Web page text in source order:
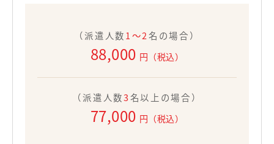
（派遣人数1〜2名の場合）
88,000 円（税込）
（派遣人数3名以上の場合）
77,000 円（税込）